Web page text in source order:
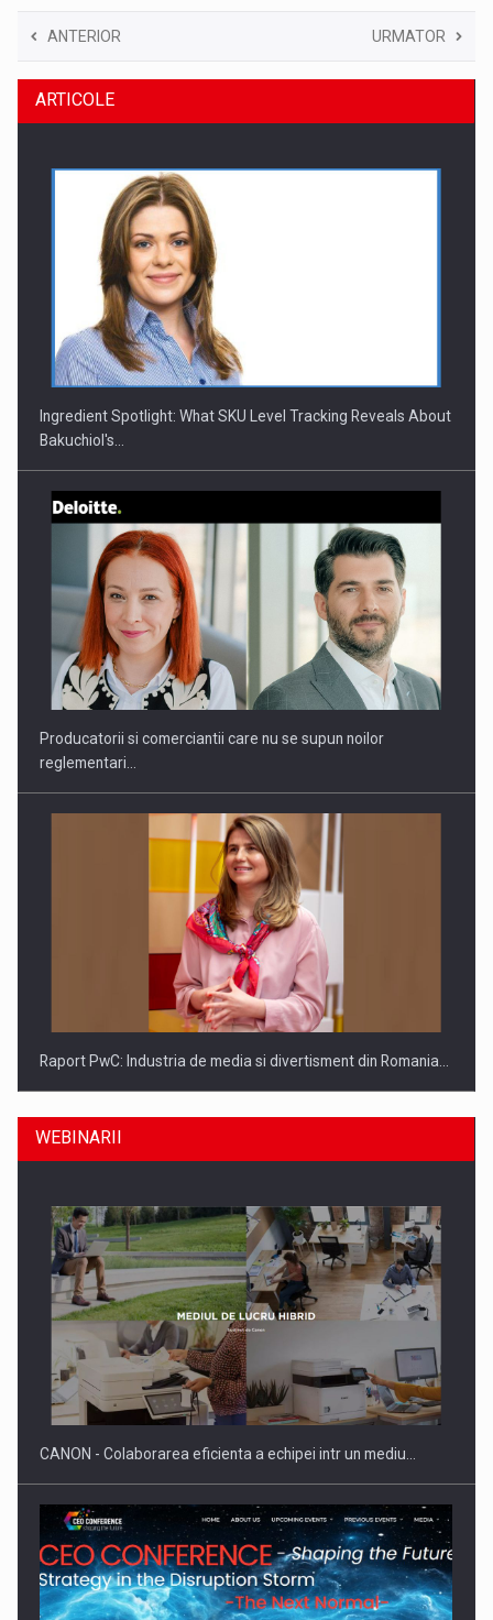
ANTERIOR URMATOR
ARTICOLE
Ingredient Spotlight: What SKU Level Tracking Reveals About
Bakuchiol's…
Producatorii si comerciantii care nu se supun noilor
reglementari…
Raport PwC: Industria de media si divertisment din Romania…
Ce nu stiu Directorii de HR despre performanta echipelor…
WEBINARII
CANON - Colaborarea eficienta a echipei intr un mediu…